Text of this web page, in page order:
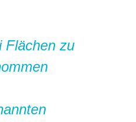
Flächen zu